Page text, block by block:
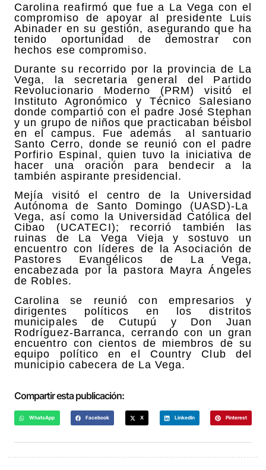
Carolina reafirmó que fue a La Vega con el
compromiso de apoyar al presidente Luis
Abinader en su gestión, asegurando que ha
tenido oportunidad de demostrar con
hechos ese compromiso.
Durante su recorrido por la provincia de La
Vega, la secretaria general del Partido
Revolucionario Moderno (PRM) visitó el
Instituto Agronómico y Técnico Salesiano
donde compartió con el padre José Stephan
y un grupo de niños que practicaban béisbol
en el campus. Fue además
al santuario
Santo Cerro, donde se reunió con el padre
Porfirio Espinal, quien tuvo la iniciativa de
hacer una oración para bendecir a la
también aspirante presidencial.
Mejía visitó el centro de la Universidad
Autónoma de Santo Domingo (UASD)-La
Vega, así como la Universidad Católica del
Cibao (UCATECI); recorrió también las
ruinas de La Vega Vieja y sostuvo un
encuentro con líderes de la Asociación de
Pastores Evangélicos de La Vega,
encabezada por la pastora Mayra Ángeles
de Robles.
Carolina se reunió con empresarios y
dirigentes políticos en los distritos
municipales de Cutupú y Don Juan
Rodríguez-Barranca, cerrando con un gran
encuentro con cientos de miembros de su
equipo político en el Country Club del
municipio cabecera de La Vega.
Compartir esta publicación:
WhatsApp Facebook X LinkedIn Pinterest